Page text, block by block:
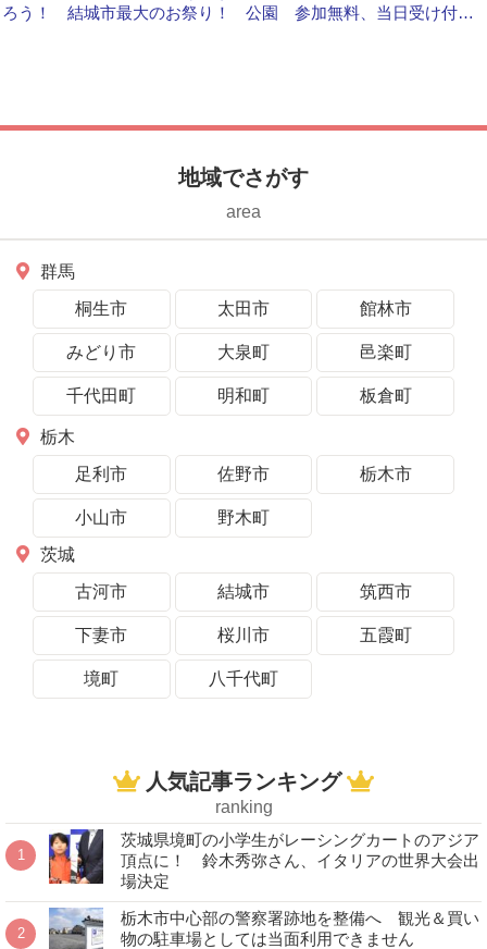
ろう！ 結城市最大のお祭り！
公園 参加無料、当日受け付
地域でさがす
area
群馬
桐生市
太田市 館林市
みどり市 大泉町 邑楽町
千代田町 明和町 板倉町
栃木
足利市
佐野市 栃木市
小山市
野木町
茨城
古河市
結城市 筑西市
下妻市 桜川市 五霞町
境町 八千代町
人気記事ランキング
ranking
茨城県境町の小学生がレーシングカートのアジア
頂点に！ 鈴木秀弥さん、イタリアの世界大会出
場決定
栃木市中心部の警察署跡地を整備へ 観光＆買い
物の駐車場としては当面利用できません